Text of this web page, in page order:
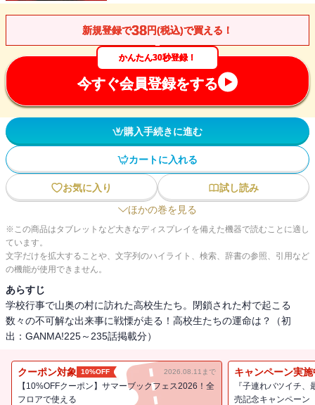
新規登録で38円(税込)で買える！
かんたん30秒登録！
今すぐ会員登録をする
購入手続きに進む
カートに入れる
お気に入り
試し読み
ほかの巻を見る
※この商品はタブレットなど大きなディスプレイを備えた機器で読むことに適し
ています。
文字だけを拡大することや、文字列のハイライト、検索、辞書の参照、引用など
の機能が使用できません。
あらすじ
学校行事で山奥の村に訪れた高校生たち。閉鎖された村で起こる
数々の不可解な出来事に戦慄が走る！高校生たちの運命は？（初
出：GANMA!225～235話掲載分）
クーポン対象 10%OFF 2026.08.11まで
【10%OFFクーポン】サマーブックフェス2026！全
フロアで使える
キャンペーン実施
『子連れバツイチ
売記念キャンペーン